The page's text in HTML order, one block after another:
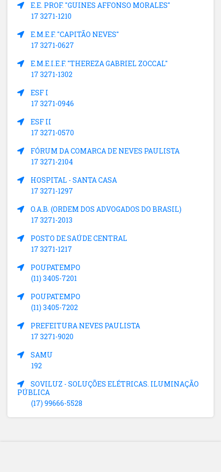
E.E. PROF. "GUINES AFFONSO MORALES"
17 3271-1210
E.M.E.F. "CAPITÃO NEVES"
17 3271-0627
E.M.E.I.E.F. "THEREZA GABRIEL ZOCCAL"
17 3271-1302
ESF I
17 3271-0946
ESF II
17 3271-0570
FÓRUM DA COMARCA DE NEVES PAULISTA
17 3271-2104
HOSPITAL - SANTA CASA
17 3271-1297
O.A.B. (ORDEM DOS ADVOGADOS DO BRASIL)
17 3271-2013
POSTO DE SAÚDE CENTRAL
17 3271-1217
POUPATEMPO
(11) 3405-7201
POUPATEMPO
(11) 3405-7202
PREFEITURA NEVES PAULISTA
17 3271-9020
SAMU
192
SOVILUZ - SOLUÇÕES ELÉTRICAS. ILUMINAÇÃO
PÚBLICA
(17) 99666-5528